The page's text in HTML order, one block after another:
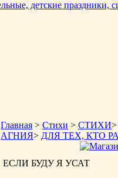
Главная > Стихи > СТИХИ
АГНИЯ> ДЛЯ ТЕХ, КТО
ЕСЛИ БУДУ Я УСАТ